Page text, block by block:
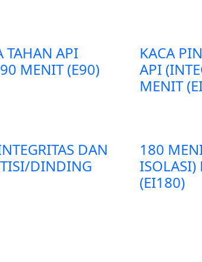
TAHAN API
MENIT (E90)
KACA
API
MENIT
DAN
DINDING
180
(EI180)